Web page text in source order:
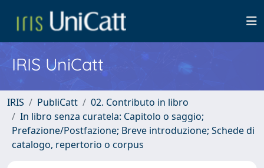
IRIS UniCatt
IRIS PubliCatt
02. Contributo in libro
In libro senza curatela: Capitolo o saggio;
Prefazione/Postfazione; Breve introduzione; Schede di
catalogo, repertorio o corpus